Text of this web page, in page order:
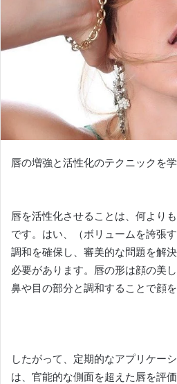
唇の増強と活性化のテクニックを
唇を活性化させることは、何より
です。 はい、（ボリュームを誇張
調和を確保し、審美的な問題を解
必要があります。 唇の形は顔の美
鼻や目の部分と調和することで顔を
したがって、定期的なアプリケー
は、官能的な側面を超えた唇を評価